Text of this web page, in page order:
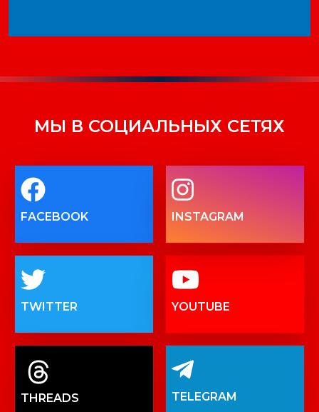
МЫ В СОЦИАЛЬНЫХ СЕТЯХ
FACEBOOK INSTAGRAM
TWITTER YOUTUBE
THREADS TELEGRAM